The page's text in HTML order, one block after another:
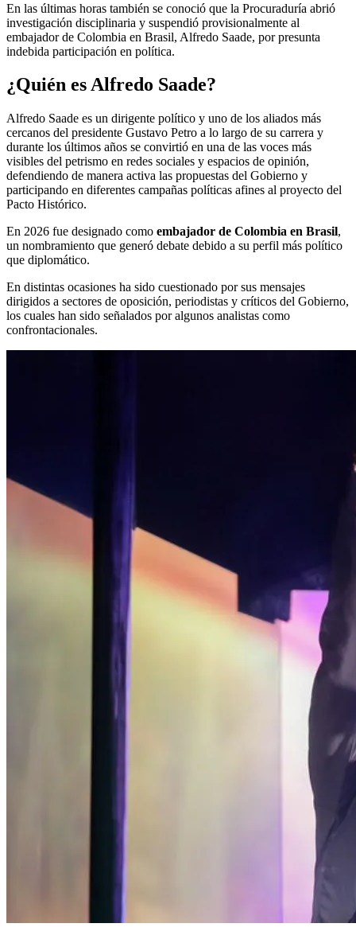
En las últimas horas también se conoció que la Procuraduría abrió
investigación disciplinaria y suspendió provisionalmente al
embajador de Colombia en Brasil, Alfredo Saade, por presunta
indebida participación en política.
¿Quién es Alfredo Saade?
Alfredo Saade es un dirigente político y uno de los aliados más
cercanos del presidente Gustavo Petro a lo largo de su carrera y
durante los últimos años se convirtió en una de las voces más
visibles del petrismo en redes sociales y espacios de opinión,
defendiendo de manera activa las propuestas del Gobierno y
participando en diferentes campañas políticas afines al proyecto del
Pacto Histórico.
En 2026 fue designado como embajador de Colombia en Brasil,
un nombramiento que generó debate debido a su perfil más político
que diplomático.
En distintas ocasiones ha sido cuestionado por sus mensajes
dirigidos a sectores de oposición, periodistas y críticos del Gobierno,
los cuales han sido señalados por algunos analistas como
confrontacionales.